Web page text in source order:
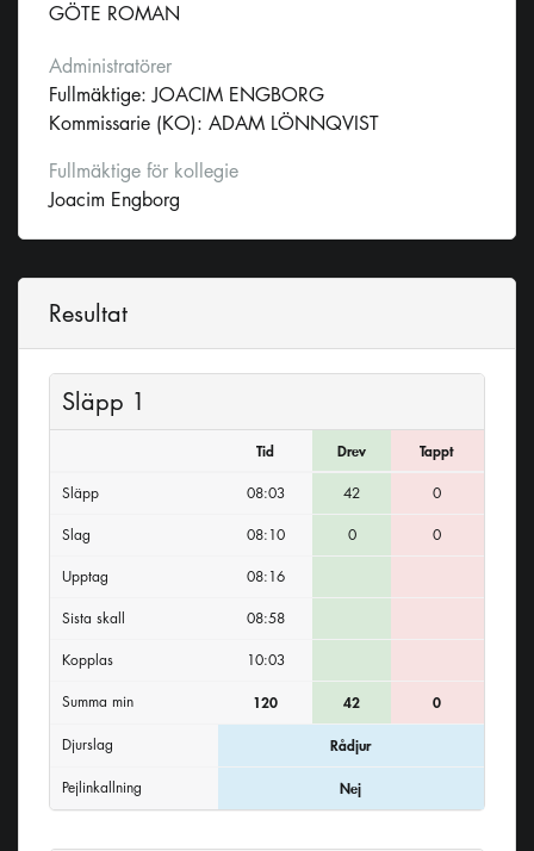
GÖTE ROMAN
Administratörer
Fullmäktige: JOACIM ENGBORG
Kommissarie (KO): ADAM LÖNNQVIST
Fullmäktige för kollegie
Joacim Engborg
Resultat
Släpp 1
Tid Drev Tappt
Släpp 08:03 42 0
Slag 08:10 0 0
Upptag 08:16
Sista skall 08:58
Kopplas 10:03
Summa min 120 42 0
Djurslag Rådjur
Pejlinkallning Nej